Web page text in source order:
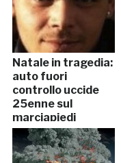
Natale in tragedia:
auto fuori
controllo uccide
25enne sul
marciapiedi